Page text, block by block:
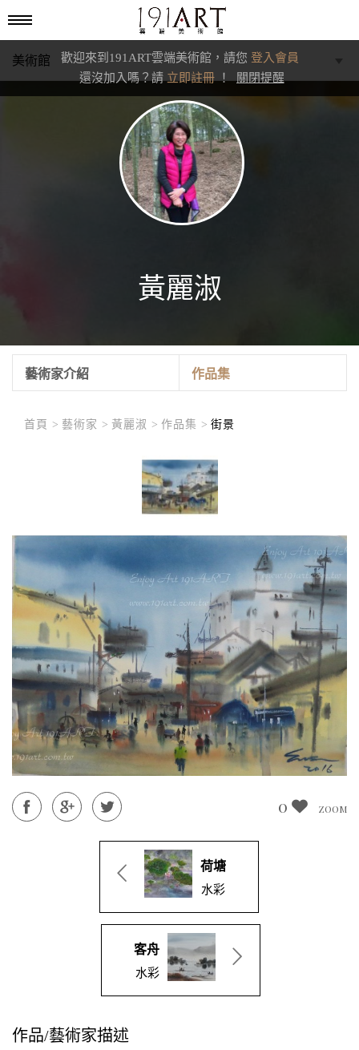
歡迎來到191ART雲端美術館，請您 登入會員
還沒加入嗎？請 立即註冊！ 關閉提醒
美術館
黃麗淑
藝術家介紹 作品集
首頁 > 藝術家 > 黃麗淑 > 作品集 > 街景
0 ZOOM
荷塘
水彩
客舟
水彩
作品/藝術家描述